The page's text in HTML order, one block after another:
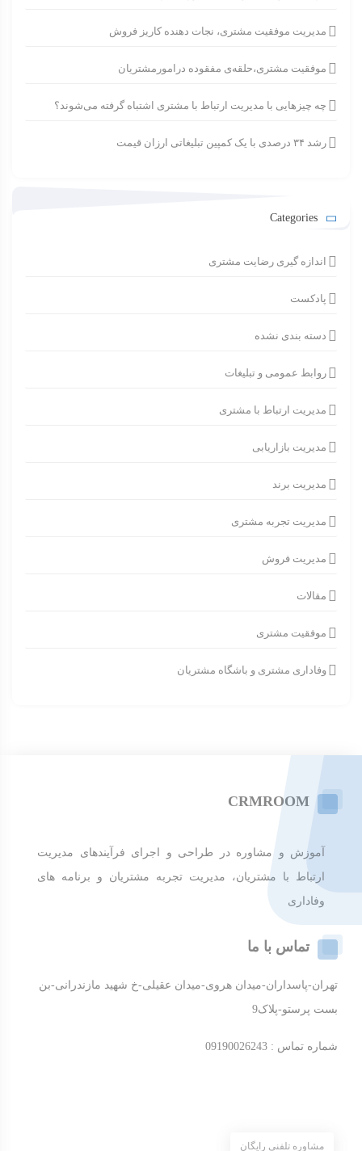
مدیریت موفقیت مشتری، نجات دهنده کاریز فروش
موفقیت مشتری،حلقه‌ی مفقوده درامورمشتریان
چه چیزهایی با مدیریت ارتباط با مشتری اشتباه گرفته می‌شوند؟
رشد ۳۴ درصدی با یک کمپین تبلیغاتی ارزان قیمت
Categories
اندازه گیری رضایت مشتری
پادکست
دسته بندی نشده
روابط عمومی و تبلیغات
مدیریت ارتباط با مشتری
مدیریت بازاریابی
مدیریت برند
مدیریت تجربه مشتری
مدیریت فروش
مقالات
موفقیت مشتری
وفاداری مشتری و باشگاه مشتریان
CRMROOM
آموزش و مشاوره در طراحی و اجرای فرآیندهای مدیریت
ارتباط با مشتریان، مدیریت تجربه مشتریان و برنامه های
وفاداری
تماس با ما
تهران-پاسداران-میدان هروی-میدان عقیلی-خ شهید مازندرانی-بن
بست پرستو-پلاک9
شماره تماس : 09190026243
مشاوره تلفنی رایگان